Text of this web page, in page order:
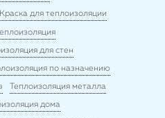
Краска для теплоизоляции
для стен
по назначению
Теплоизоляция металла
дома